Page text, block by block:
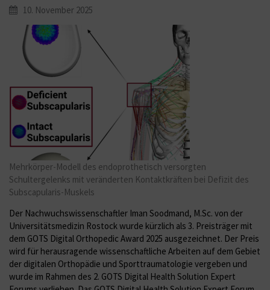
10. November 2025
Mehrkörper-Modell des endoprothetisch versorgten
Schultergelenks mit veränderten Kontaktkräften bei Defizit des
Subscapularis-Muskels
Der Nachwuchswissenschaftler Iman Soodmand, M.Sc. von der
Universitätsmedizin Rostock wurde kürzlich als 3. Preisträger mit
dem GOTS Digital Orthopedic Award 2025 ausgezeichnet. Der Preis
wird für herausragende wissenschaftliche Arbeiten auf dem Gebiet
der digitalen Orthopädie und Sporttraumatologie vergeben und
wurde im Rahmen des 2. GOTS Digital Health Solution Expert